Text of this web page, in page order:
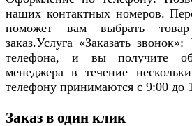
наших контактных номеров.
поможет вам выбрать товар
заказ.Услуга «Заказать
телефона, и вы получите
менеджера в течение
телефону принимаются с 9:00 до
Заказ в один клик